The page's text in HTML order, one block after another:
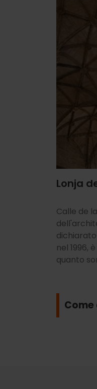
Lonja
Calle de
nel 1996,
quanto